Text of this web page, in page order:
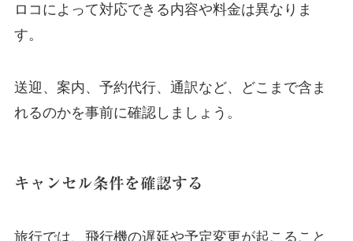
ロコによって対応できる内容や料金は異なりま
す。
送迎、案内、予約代行、通訳など、どこまで含ま
れるのかを事前に確認しましょう。
キャンセル条件を確認する
旅行では、飛行機の遅延や予定変更が起こること